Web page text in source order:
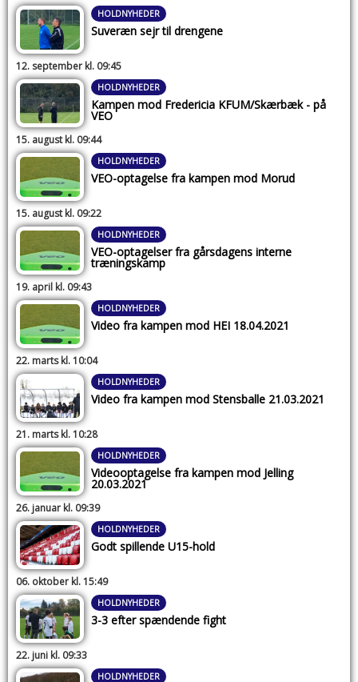
HOLDNYHEDER
Suveræn sejr til drengene
12. september kl. 09:45
HOLDNYHEDER
Kampen mod Fredericia KFUM/Skærbæk - på
VEO
15. august kl. 09:44
HOLDNYHEDER
VEO-optagelse fra kampen mod Morud
15. august kl. 09:22
HOLDNYHEDER
VEO-optagelser fra gårsdagens interne
træningskamp
19. april kl. 09:43
HOLDNYHEDER
Video fra kampen mod HEI 18.04.2021
22. marts kl. 10:04
HOLDNYHEDER
Video fra kampen mod Stensballe 21.03.2021
21. marts kl. 10:28
HOLDNYHEDER
Videooptagelse fra kampen mod Jelling
20.03.2021
26. januar kl. 09:39
HOLDNYHEDER
Godt spillende U15-hold
06. oktober kl. 15:49
HOLDNYHEDER
3-3 efter spændende fight
22. juni kl. 09:33
HOLDNYHEDER